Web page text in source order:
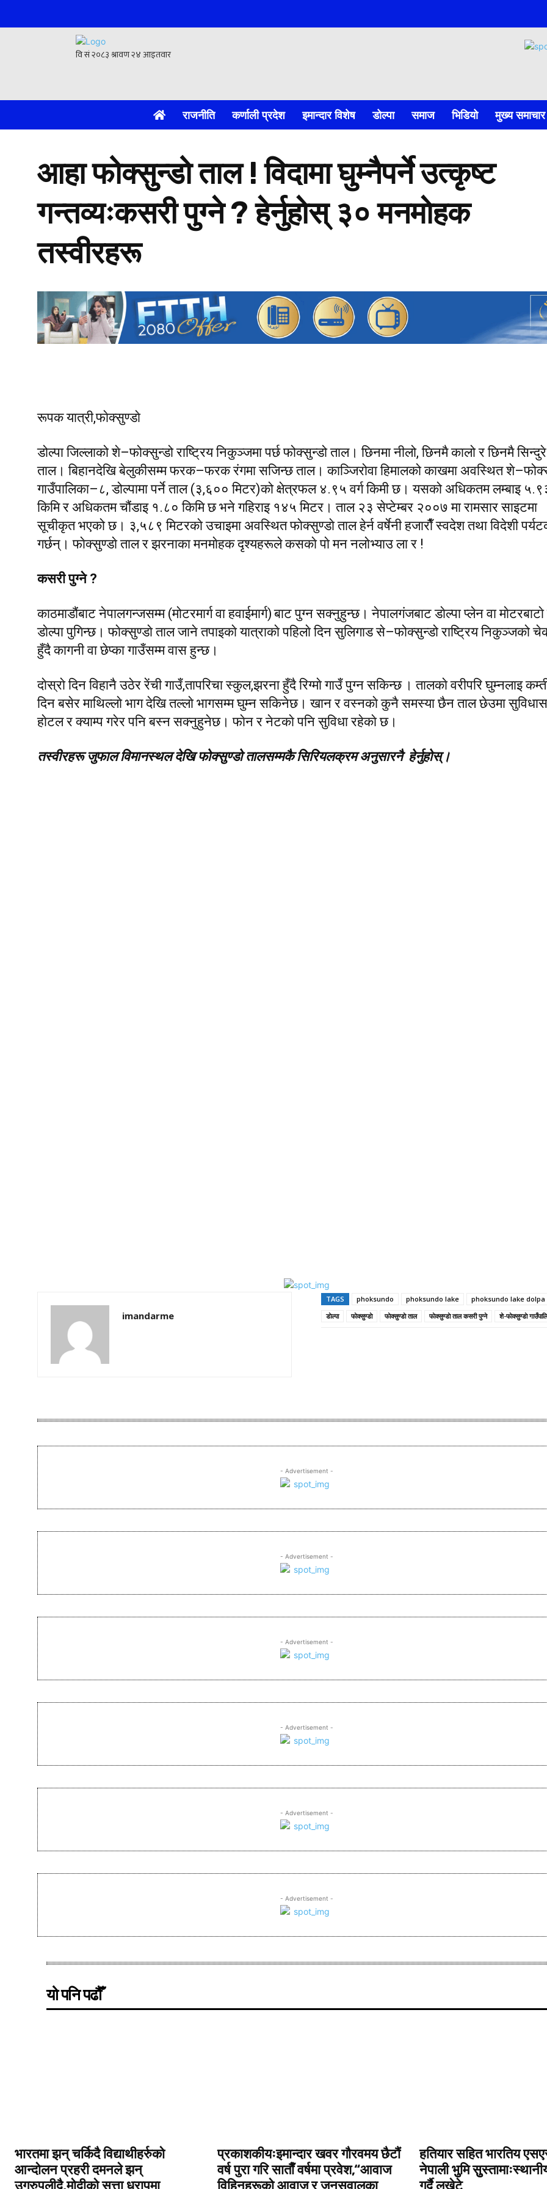
राजनीति कर्णाली प्रदेश इमान्दार विशेष डोल्पा समाज भिडियो मुख्य समाचार
आहा फोक्सुन्डो ताल ! विदामा घुम्नैपर्ने उत्कृष्ट
गन्तव्यःकसरी पुग्ने ? हेर्नुहाेस् ३० मनमाेहक
तस्वीरहरू
रूपक यात्री,फाेक्सुण्डाे
डोल्पा जिल्लाको शे–फोक्सुन्डो राष्ट्रिय निकुञ्जमा पर्छ फोक्सुन्डो ताल। छिनमा नीलो, छिनमै कालो र छिनमै
ताल। बिहानदेखि बेलुकीसम्म फरक–फरक रंगमा सजिन्छ ताल। काञ्जिरोवा हिमालको काखमा अवस्थित
गाउँपालिका–८, डोल्पामा पर्ने ताल (३,६०० मिटर)को क्षेत्रफल ४.९५ वर्ग किमी छ। यसको अधिकतम लम्बाइ
किमि र अधिकतम चौंडाइ १.८० किमि छ भने गहिराइ १४५ मिटर। ताल २३ सेप्टेम्बर २००७ मा रामसार साइटमा
सूचीकृत भएको छ। ३,५८९ मिटरकाे उचाइमा अवस्थित फाेक्सुण्डाे ताल हेर्न वर्षेनी हजाराैँ स्वदेश तथा विदेशी
गर्छन्। फाेक्सुण्डाे ताल र झरनाका मनमाेहक दृश्यहरूले कसकाे पाे मन नलाेभ्याउ ला र !
कसरी पुग्ने ?
काठमाडौंबाट नेपालगन्जसम्म (मोटरमार्ग वा हवाईमार्ग) बाट पुग्न सक्नुहुन्छ। नेपालगंजबाट डाेल्पा प्लेन वा माेटरबाटाे
डाेल्पा पुगिन्छ। फाेक्सुण्डाे ताल जाने तपाइकाे यात्राकाे पहिलाे दिनसुलिगाड से–फोक्सुन्डो राष्ट्रिय निकुञ्जको
हुँदै कागनी वा छेप्का गाउँसम्म वास हुन्छ।
दाेस्राे दिन विहानै उठेर रेंची गाउँ,तापरिचा स्कुल,झरना हुँदै रिग्माे गाउँ पुग्न सकिन्छ । तालकाे वरीपरि घुम्नलाइ
दिन बसेर माथिल्लाे भाग देखि तल्लाे भागसम्म घुम्न सकिनेछ। खान र वस्नकाे कुनै समस्या छैन ताल छेउमा
हाेटल र क्याम्प गरेर पनि बस्न सक्नुहुनेछ। फाेन र नेटकाे पनि सुविधा रहेकाे छ।
तस्वीरहरू जुफाल विमानस्थल देखि फाेक्सुण्डाे तालसम्मकै सिरियलक्रम अनुसारनै हेर्नुहाेस्।
imandarme
TAGS phoksundo phoksundo lake
phoksundo lake dolpa
डाेल्पा
फाेक्सुण्डाे फाेक्सुण्डाे ताल फाेक्सुण्डाे ताल कसरी पुग्ने शे-फाेक्सुण्डाे
- Advertisement -
- Advertisement -
- Advertisement -
- Advertisement -
- Advertisement -
- Advertisement -
यो पनि पढौँ
भारतमा झन् चर्किदै विद्याथीहर्रुको
आन्दोलन प्रहरी दमनले झन्
प्रकाशकीयःइमान्दार खवर गाैरवमय छैटाैं
वर्ष पुरा गरि साताैँ वर्षमा प्रवेश,“आवाज
हतियार सहित भारतिय
नेपाली भुुमि